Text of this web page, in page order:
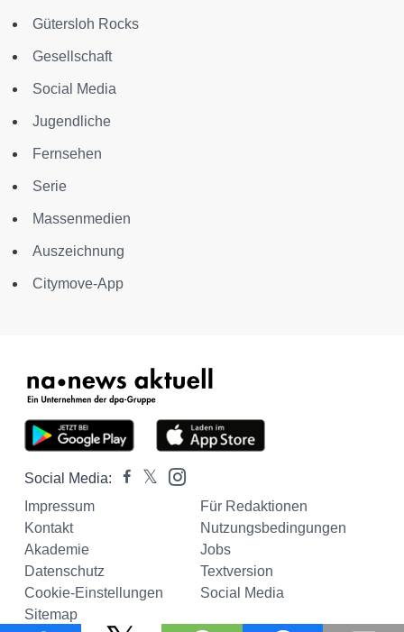
Gütersloh Rocks
Gesellschaft
Social Media
Jugendliche
Fernsehen
Serie
Massenmedien
Auszeichnung
Citymove-App
Social Media:
Impressum
Für Redaktionen
Kontakt
Nutzungsbedingungen
Akademie
Jobs
Datenschutz
Textversion
Cookie-Einstellungen
Social Media
Sitemap